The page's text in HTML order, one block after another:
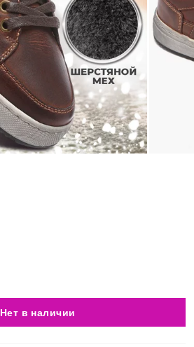
Нет в наличии